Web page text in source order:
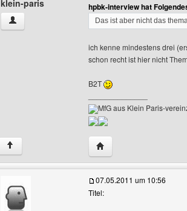
klein-paris
klein-paris Benutzer-Profile anzeigen
hpbk-interview hat
Das ist aber nicht das
ich kenne mindestens drei
schon recht ist hier nicht
B2T
MfG aus Klein Paris-
↑ Website dieses
07.05.2011 um 10:56
Titel: